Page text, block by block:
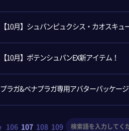
【10月】シュパンピュクシス・カオスキュ
【10月】ポテンシュパンEX新アイテム！
プラガ&べナプラガ専用アバターパッケー
106 107 108 109 110